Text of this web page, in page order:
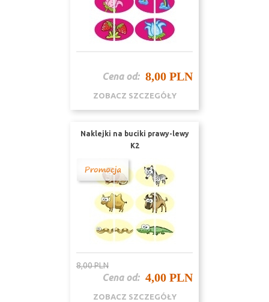
Cena od: 8,00 PLN
ZOBACZ SZCZEGÓŁY
Naklejki na buciki prawy-lewy
K2
8,00 PLN
Cena od: 4,00 PLN
ZOBACZ SZCZEGÓŁY